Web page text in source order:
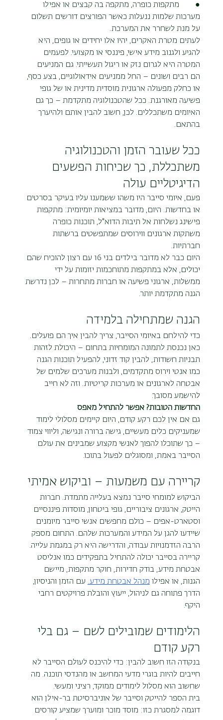
●        מתקפות כופרה, מתקפה בה קבצים או אפילו
מערכות שלמות ננעלות כאשר הפורצים דורשים תשלום
על מנת לשחרר את המערכת.
לעתים מטרת האקרים, יהיו אלו יחידים או גופים, היא
להגיע ולגנוב מידע אישי, פיננסי או מקצועי. לפעמים
המטרה היא לגרום נזק או ריגול תעשייתי. גם המניעים
הם רבים ושונים – החל ממניעים אידאולוגיים, בצע כסף,
או כחלק מפעולה ארגונית מוסדית מדינית או של גופי
פשיעה מאורגנת. ככל שהטכנולוגיה מתקדמת – כך גם
האיומים משתכללים. לכן, חשוב להבין אותם ולהיערך
בהתאם.
ככל שעובר הזמן והטכנולוגיה
משתכללת, כך שכיחות הפשעים
הדיגיטליים עולה
פעם, איומי סייבר היו משהו ששמענו עליו בעיקר בסרטים
או בחדשות. היום, מדובר במציאות יומיומית: מתקפות
פישינג נשלחות אל תיבות הדוא"ל, תוכנות כופרה
משתקות ארגונים ווירוסים שמתפשטים ברשתות
חברתיות.
היום כבר לא מדובר בילדים בני 16 עם רצון להוכיח שהם
יכולים, אלא במתקפות מתוחכמות יזומות על ידי
ממשלות, ארגוני פשיעה או חברות מתחרות – לכן נדרשת
הגנה מתקדמת יותר.
הגנה שמתחילה בלמידה
כדי להילחם באיומי הסייבר, צריך להבין איך הם פועלים.
כאן נכנסת לתמונה המומחיות בתחום – היכולת לזהות
תבניות חשודות, להבין קוד זדוני, להפעיל תוכנות הגנה
כמו אנטי וירוס מתקדמים, ולבנות מערכים שלמים של
אבטחה לארגונים או מערכות קריטיות. וזה לא חייב
להישמע מסובך.
החדשות הטובות? אפשר להתחיל מאפס
גם אם אין לכם רקע קודם, היום קיימים מסלולי לימוד
שמעניקים כלים מעשיים, גישה ברורה ונגישה, וליווי צמוד
– כך שתוכלו להפוך לאנשי מקצוע שמבינים את עולם
הסייבר באמת, ומסוגלים לפעול בתוכו.
קריירה עם משמעות – וביקוש אמיתי
הביקוש למומחי סייבר נמצא בעלייה מתמדת. חברות
הייטק, ארגונים ציבוריים, גופי ביטחון, מוסדות פיננסיים
וסטארט-אפים – כולם מחפשים אנשי סייבר מיומנים
שיידעו להגן על המידע והמערכות שלהם. התחום מספק
הרבה הזדמנויות עבודה, והדרישה היא רק במגמת עלייה.
קריירה בסייבר יכולה להתחיל בתפקידים כמו אנליסט
אבטחת מידע, בודק חדירות, חוקר מתקפות, מיישם
הגנות, או אפילו מנהל אבטחת מידע. עם הזמן והניסיון,
הדרך פתוחה גם לניהול, ייעוץ והובלת פרויקטים רחבי
היקף.
הלימודים שמובילים לשם – גם בלי
רקע קודם
בנקודה הזו חשוב להבין: כדי להיכנס לעולם הסייבר לא
חייבים להיות בוגרי מדעי המחשב או מהנדסי תוכנה. מה
שחשוב הוא מסלול לימודים ממוקד, רציני ומעשי.
בית הספר להייטק וסייבר של אוניברסיטת בר-אילן הוא
דוגמה למסגרת כזו: מוסד מוכר ומוערך שמציע קורסים